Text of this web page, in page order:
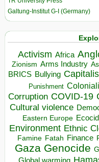
Galtung-Institut G-I (Germany)
Activism Africa
Zionism Arms Industry
BRICS Bullying
Punishment
Corruption COVID-19
Cultural violence
Eastern Europe
Environment Ethnic
Famine Fatah Finance
Gaza Genocide